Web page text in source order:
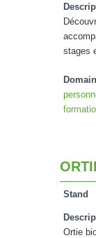
stages
Stand
Ortie